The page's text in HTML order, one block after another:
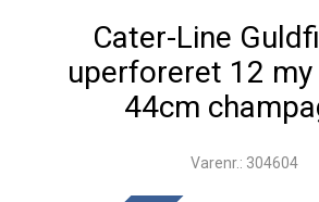
Cater-Line
uperforeret 12
44cm
Varenr.: 304604